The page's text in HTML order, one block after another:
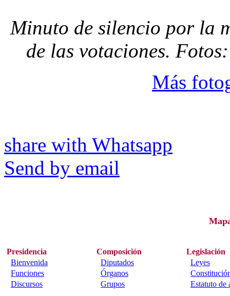
Minuto de silencio por la
de las votaciones.
Más
share with Whatsapp
Send by email
Presidencia Composición
Legislación
Bienvenida
Diputados
Leyes
Funciones
Órganos
Discursos
Grupos
Estatuto de